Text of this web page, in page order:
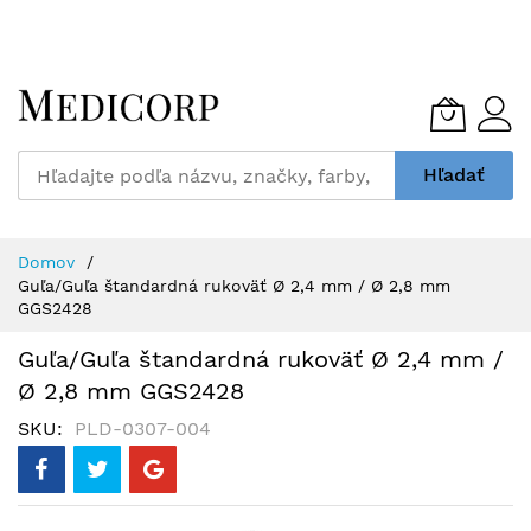
to
Content
Hľadať
Domov
Guľa/Guľa štandardná rukoväť Ø 2,4 mm / Ø 2,8 mm
GGS2428
Guľa/Guľa štandardná rukoväť Ø 2,4 mm /
Ø 2,8 mm GGS2428
SKU PLD-0307-004